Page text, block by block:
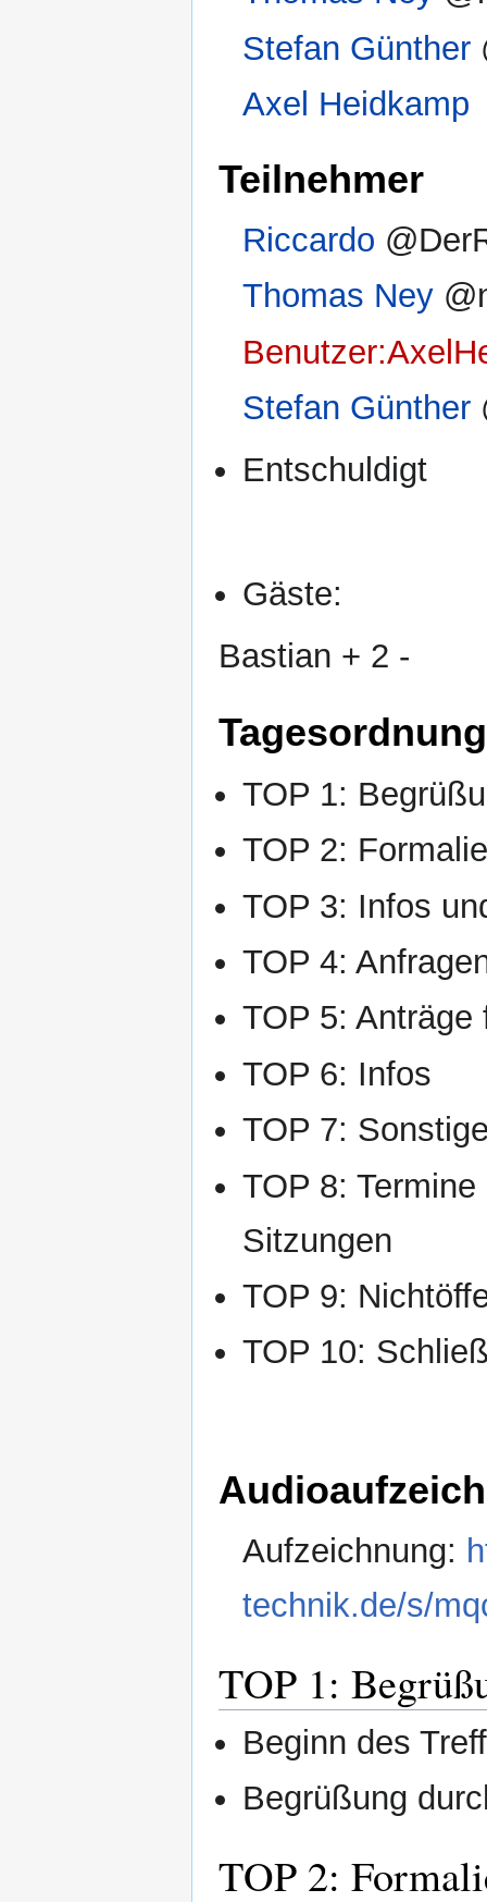
Stefan Günther
Axel Heidkamp
Teilnehmer
Riccardo
Thomas Ney
Stefan Günther
Entschuldigt
Gäste:
Bastian + 2 -
Tagesordnung
TOP 1:
TOP 2:
TOP 3: Infos
TOP 4:
TOP 5:
TOP 6: Infos
TOP 7:
TOP 8:
Sitzungen
TOP 9:
TOP 10:
Aufzeichnung:
technik.de/s/
TOP 1:
Beginn des
Begrüßung
TOP 2: